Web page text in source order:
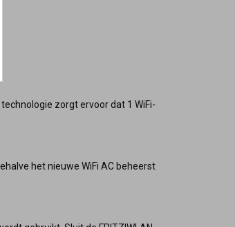
zorgt ervoor dat 1 WiFi-
het nieuwe WiFi AC beheerst